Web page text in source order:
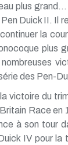
plus
Duick II. Il
la
plus
des Pen-
victoire du
Race en
à son tour
IV pour